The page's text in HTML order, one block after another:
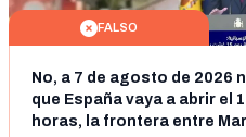
FALSO
No, a 7 de agosto de 2026
que España vaya a abrir el
horas, la frontera entre